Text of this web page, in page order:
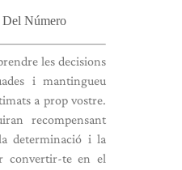
Número
les decisions
i mantingueu
a prop vostre.
recompensant
determinació i la
convertir-te en el